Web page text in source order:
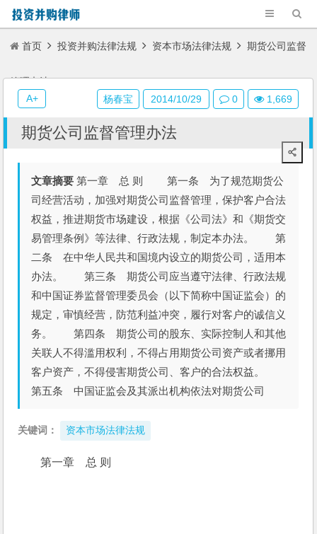
首页 投资并购法律法规 资本市场法律法规 期货公司监督
管理办法
期货公司监督管理办法
文章摘要 第一章 总 则 第一条 为了规范期货公
司经营活动，加强对期货公司监督管理，保护客户合法
权益，推进期货市场建设，根据《公司法》和《期货交
易管理条例》等法律、行政法规，制定本办法。 第
二条 在中华人民共和国境内设立的期货公司，适用本
办法。 第三条 期货公司应当遵守法律、行政法规
和中国证券监督管理委员会（以下简称中国证监会）的
规定，审慎经营，防范利益冲突，履行对客户的诚信义
务。 第四条 期货公司的股东、实际控制人和其他
关联人不得滥用权利，不得占用期货公司资产或者挪用
客户资产，不得侵害期货公司、客户的合法权益。
第五条 中国证监会及其派出机构依法对期货公司
关键词： 资本市场法律法规
第一章　总 则
杨春宝 2014/10/29 0 1,669
A+